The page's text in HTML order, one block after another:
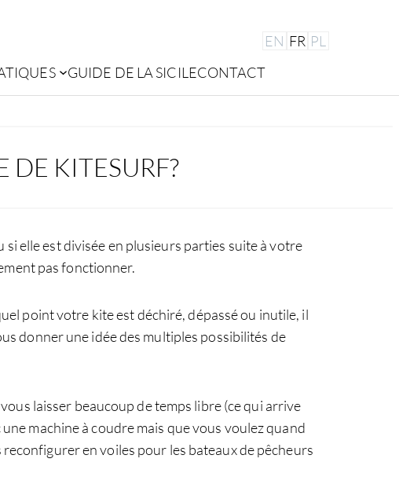
EN FR PL
GUIDE DE LA SICILECONTACT
DE KITESURF?
elle est divisée en plusieurs parties suite à votre
pas fonctionner.
point votre kite est déchiré, dépassé ou inutile, il
donner une idée des multiples possibilités de
laisser beaucoup de temps libre (ce qui arrive
machine à coudre mais que vous voulez quand
reconfigurer en voiles pour les bateaux de pêcheurs